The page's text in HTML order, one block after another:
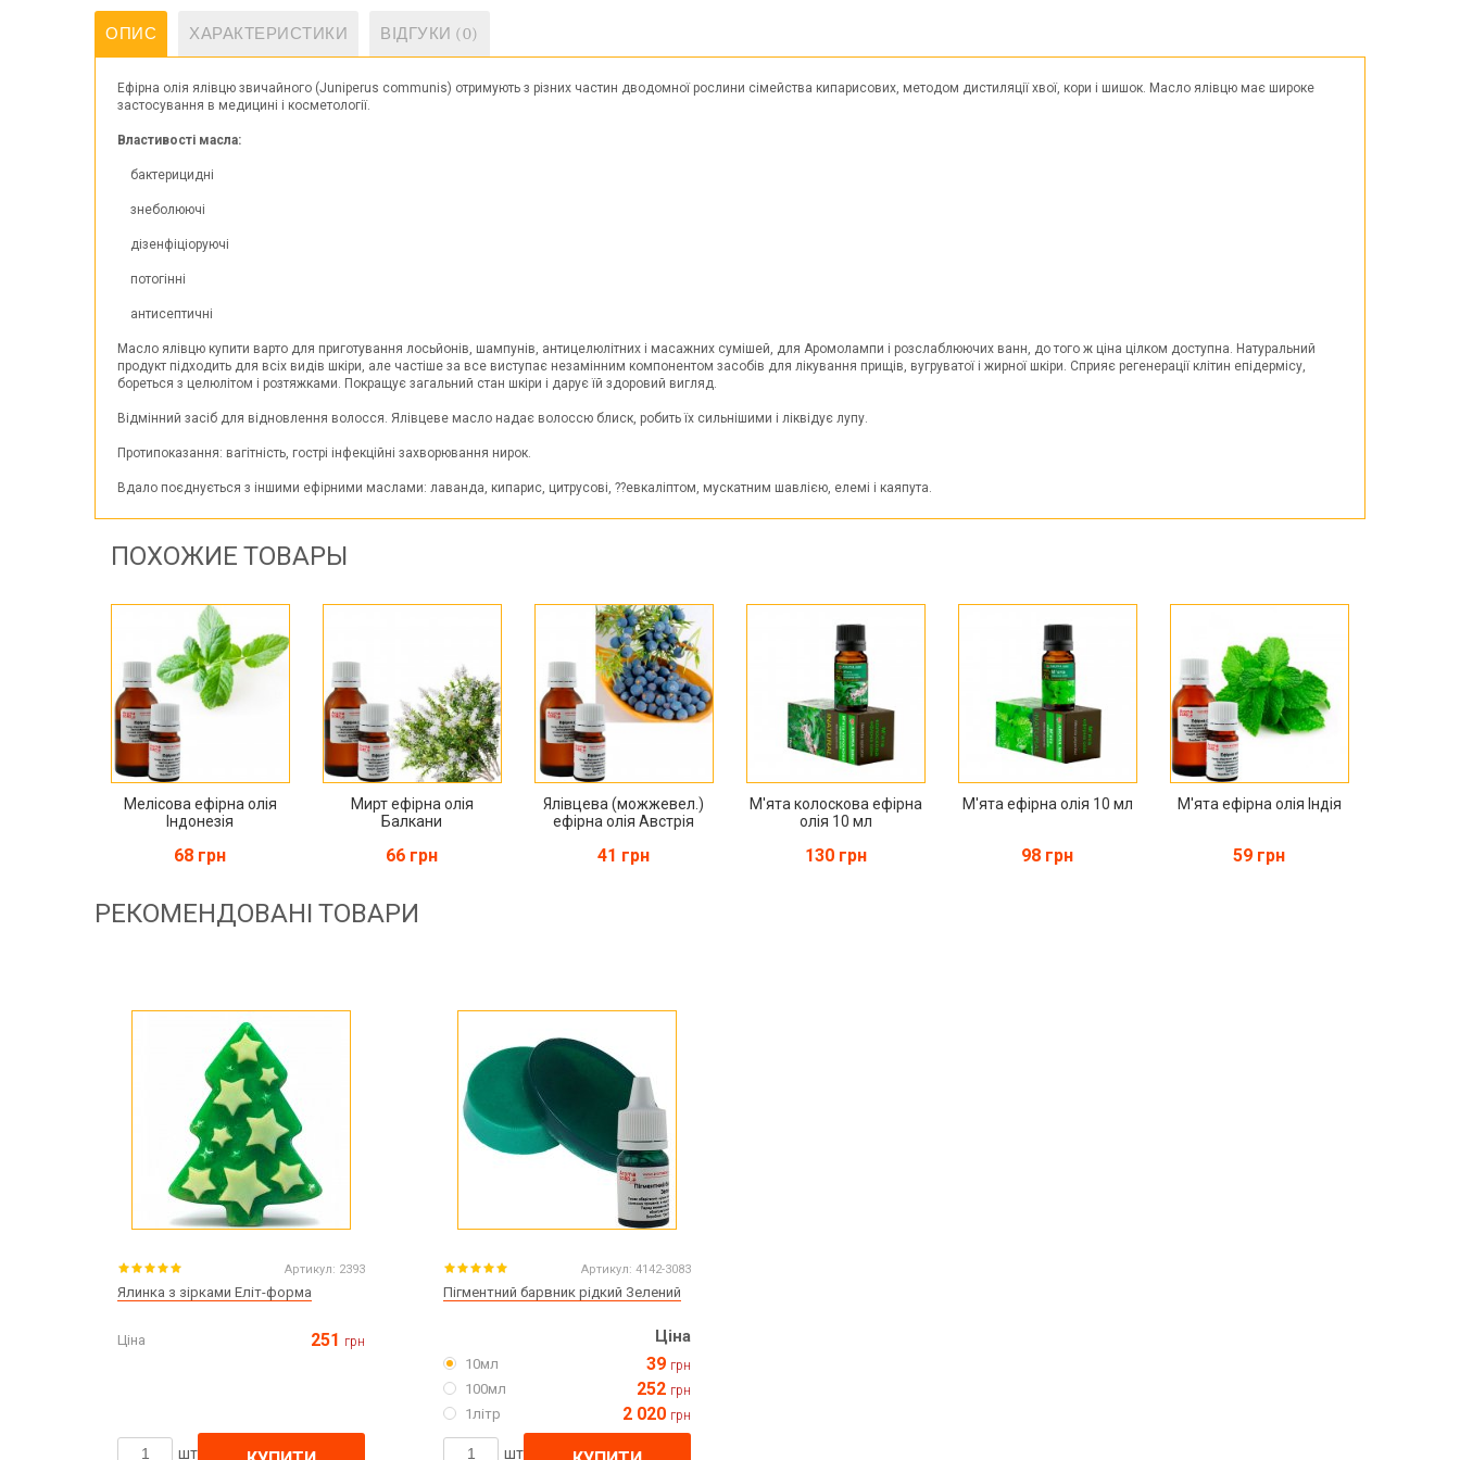
ОПИС ХАРАКТЕРИСТИКИ ВІДГУКИ (0)
Ефірна олія ялівцю звичайного (Juniperus communis) отримують з різних частин дводомної рослини сімейства кипарисових, методом дистиляції хвої, кори і шишок. Масло ялівцю має широке
застосування в медицині і косметології.
Властивості масла:
бактерицидні
знеболюючі
дізенфіціоруючі
потогінні
антисептичні
Масло ялівцю купити варто для приготування лосьйонів, шампунів, антицелюлітних і масажних сумішей, для Аромолампи і розслаблюючих ванн, до того ж ціна цілком доступна. Натуральний
продукт підходить для всіх видів шкіри, але частіше за все виступає незамінним компонентом засобів для лікування прищів, вугруватої і жирної шкіри. Сприяє регенерації клітин епідермісу,
бореться з целюлітом і розтяжками. Покращує загальний стан шкіри і дарує їй здоровий вигляд.
Відмінний засіб для відновлення волосся. Ялівцеве масло надає волоссю блиск, робить їх сильнішими і ліквідує лупу.
Протипоказання: вагітність, гострі інфекційні захворювання нирок.
Вдало поєднується з іншими ефірними маслами: лаванда, кипарис, цитрусові, ??евкаліптом, мускатним шавлією, елемі і каяпута.
ПОХОЖИЕ ТОВАРЫ
Мелісова ефірна олія
Індонезія
68 грн
Мирт ефірна олія
Балкани
66 грн
Ялівцева (можжевел.)
ефірна олія Австрія
41 грн
М'ята колоскова ефірна
олія 10 мл
130 грн
М'ята ефірна олія 10 мл
98 грн
М'ята ефірна олія Індія
59 грн
РЕКОМЕНДОВАНІ ТОВАРИ
Артикул: 2393
Ялинка з зірками Еліт-форма
Ціна 251 грн
шт
Артикул: 4142-3083
Пігментний барвник рідкий Зелений
Ціна
10мл 39 грн
100мл 252 грн
1літр 2 020 грн
шт